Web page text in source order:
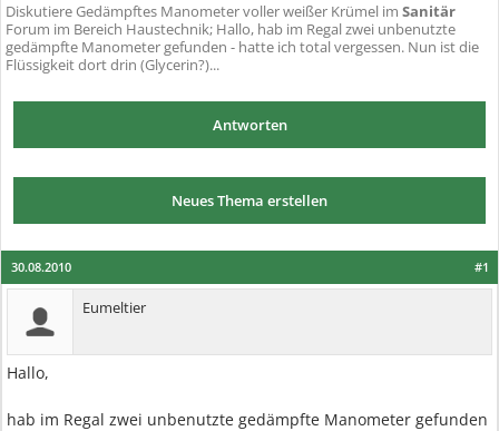
DiskutiereGedämpftes Manometer voller weißer Krümel im Sanitär
Forum im Bereich Haustechnik; Hallo, hab im Regal zwei unbenutzte
gedämpfte Manometer gefunden - hatte ich total vergessen. Nun ist die
Flüssigkeit dort drin (Glycerin?)...
Antworten
Neues Thema erstellen
#1
30.08.2010
Eumeltier
Hallo,
hab im Regal zwei unbenutzte gedämpfte Manometer gefunden